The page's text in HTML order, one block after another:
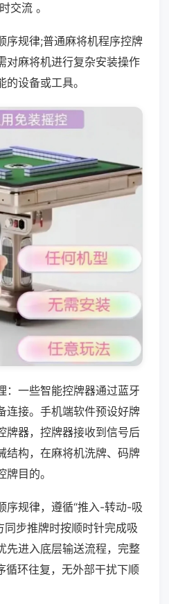
交流 。
序规律;普通麻将机程序控牌
对麻将机进行复杂安装操作
设备或工具。
：一些智能控牌器通过蓝牙
连接。手机端软件预设好牌
牌器，控牌器接收到信号后
结构，在麻将机洗牌、码牌
目的。
序规律，遵循“推入-转动-吸
同步推牌时按顺时针完成吸
先进入底层输送流程，完整
环往复，无外部干扰下顺